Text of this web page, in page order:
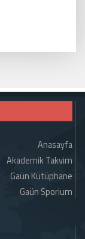
Anasayfa
Akademik Takvim
Gaün Kütüphane
Gaün Sporium